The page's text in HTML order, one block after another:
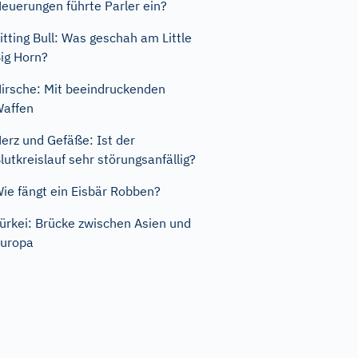
führte Parler ein?
Bull: Was geschah am Little
Horn?
Mit beeindruckenden
und Gefäße: Ist der
sehr störungsanfällig?
fängt ein Eisbär Robben?
Brücke zwischen Asien und